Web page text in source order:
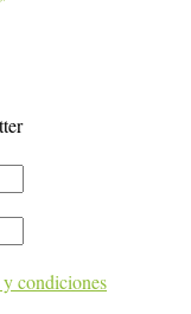
condiciones